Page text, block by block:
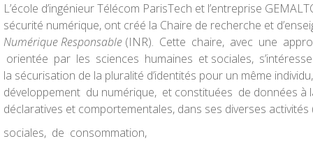
L’école d’ingénieur Télécom ParisTech et l’entreprise
sécurité numérique, ont créé la Chaire de recherche et
Numérique Responsable (INR). Cette chaire, avec une
orientée par les sciences humaines et sociales,
la sécurisation de la pluralité d’identités pour un même
développement du numérique, et constituées de données à
déclaratives et comportementales, dans ses diverses
sociales, de consommation,